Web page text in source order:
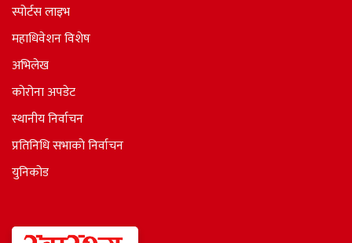
स्पोर्टस लाइभ
महाधिवेशन विशेष
अभिलेख
कोरोना अपडेट
स्थानीय निर्वाचन
प्रतिनिधि सभाकाे निर्वाचन
युनिकोड